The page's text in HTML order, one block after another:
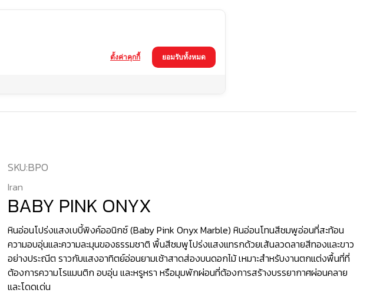
SKU:BPO
Iran
BABY PINK ONYX
หินอ่อนโปร่งแสงเบบี้พิงค์ออนิกซ์ (Baby Pink Onyx Marble) หินอ่อนโทนสีชมพูอ่อนที่สะท้อน
ความอบอุ่นและความละมุนของธรรมชาติ พื้นสีชมพูโปร่งแสงแทรกด้วยเส้นลวดลายสีทองและขาว
อย่างประณีต ราวกับแสงอาทิตย์อ่อนยามเช้าสาดส่องบนดอกไม้ เหมาะสำหรับงานตกแต่งพื้นที่ที่
ต้องการความโรแมนติก อบอุ่น และหรูหรา หรือมุมพักผ่อนที่ต้องการสร้างบรรยากาศผ่อนคลาย
และโดดเด่น
ยอมรับทั้งหมด
ตั้งค่าคุกกี้